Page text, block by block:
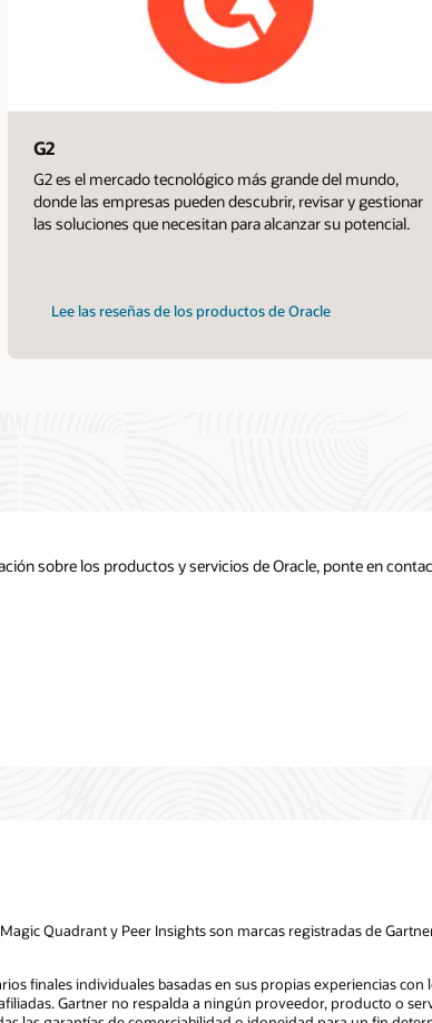
G2
G2 es el mercado tecnológico más grande del mundo,
donde las empresas pueden descubrir, revisar y gestionar
las soluciones que necesitan para alcanzar su potencial.
Lee las reseñas de los productos de Oracle
sobre los productos y servicios de Oracle, ponte en
Quadrant y Peer Insights son marcas registradas de
finales individuales basadas en sus propias experiencias
Gartner no respalda a ningún proveedor, producto o